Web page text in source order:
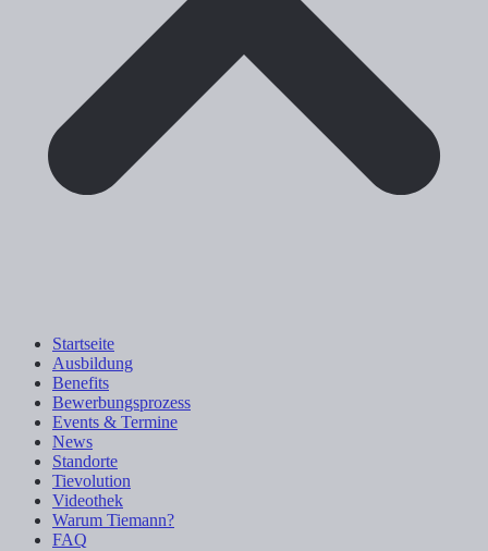
Startseite
Ausbildung
Benefits
Bewerbungsprozess
Events & Termine
News
Standorte
Tievolution
Videothek
Warum Tiemann?
FAQ